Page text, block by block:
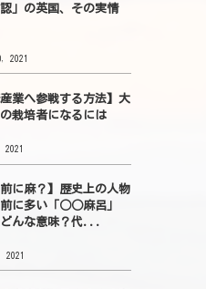
」の英国、その実情
2021
産業へ参戦する方法】大
栽培者になるには
2021
前に麻？】歴史上の人物
に多い「○○麻呂」
んな意味？代...
2021